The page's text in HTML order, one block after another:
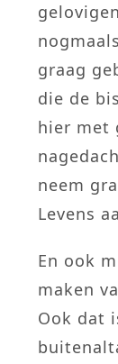
graag
die de
hier met
neem
Levens
En ook
maken
Ook dat